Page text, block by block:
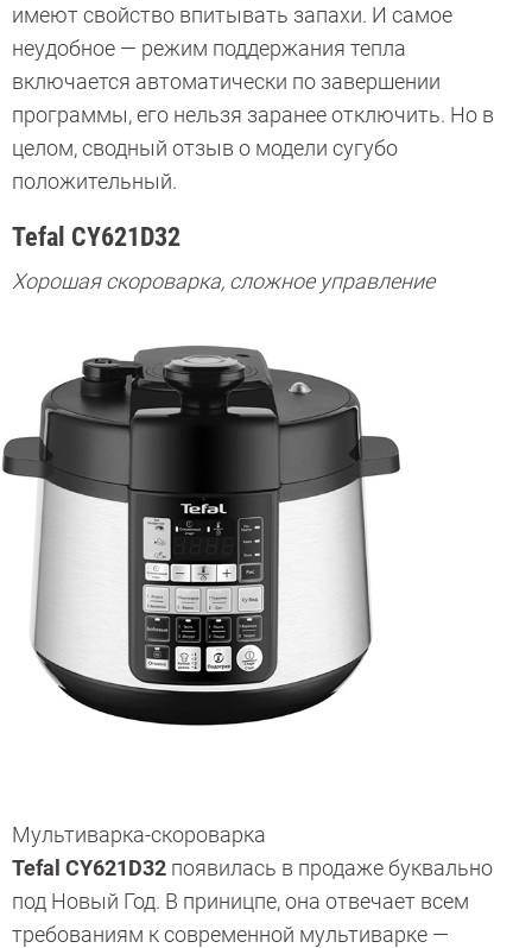
имеют свойство впитывать запахи. И самое
неудобное — режим поддержания тепла
включается автоматически по завершении
программы, его нельзя заранее отключить. Но в
целом, сводный отзыв о модели сугубо
положительный.
Tefal CY621D32
Хорошая скороварка, сложное управление
Мультиварка-скороварка
Tefal CY621D32 появилась в продаже буквально
под Новый Год. В приницпе, она отвечает всем
требованиям к современной мультиварке —